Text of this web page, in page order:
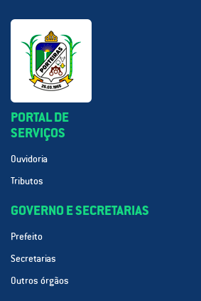
PORTAL DE
SERVIÇOS
Ouvidoria
Tributos
GOVERNO E SECRETARIAS
Prefeito
Secretarias
Outros órgãos